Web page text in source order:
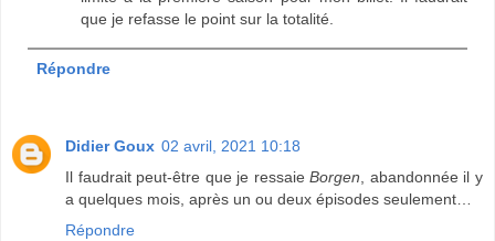
que je refasse le point sur la totalité.
Répondre
Didier Goux 02 avril, 2021 10:18
Il faudrait peut-être que je ressaieBorgen , abandonnée il y
a quelques mois, après un ou deux épisodes seulement…
Répondre